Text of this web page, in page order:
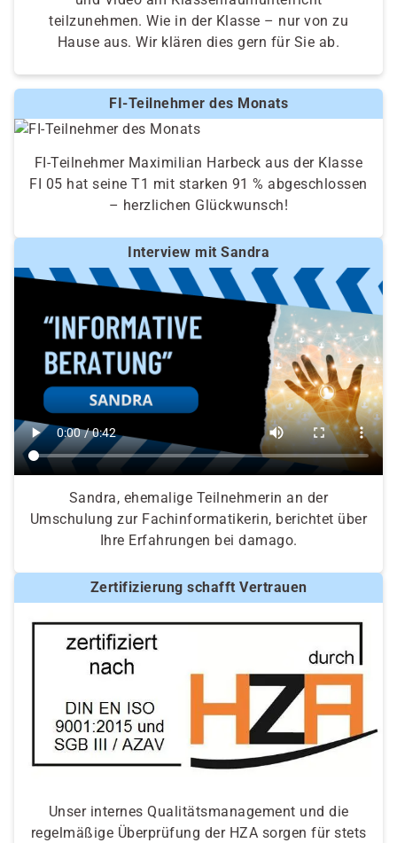
teilzunehmen. Wie in der Klasse – nur von zu
Hause aus. Wir klären dies gern für Sie ab.
FI-Teilnehmer des Monats
FI-Teilnehmer Maximilian Harbeck aus der Klasse
FI 05 hat seine T1 mit starken 91 % abgeschlossen
– herzlichen Glückwunsch!
Interview mit Sandra
Sandra, ehemalige Teilnehmerin an der
Umschulung zur Fachinformatikerin, berichtet über
Ihre Erfahrungen bei damago.
Zertifizierung schafft Vertrauen
Unser internes Qualitätsmanagement und die
regelmäßige Überprüfung der HZA sorgen für stets